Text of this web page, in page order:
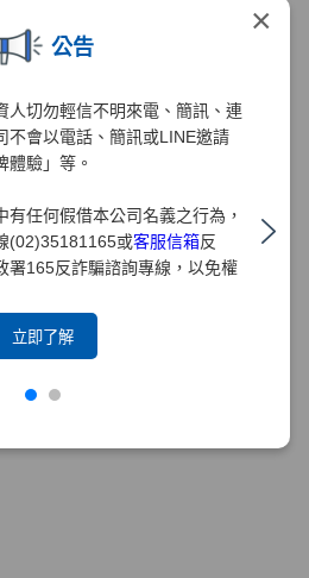
×
公告
人切勿輕信不明來電、簡訊、連
不會以電話、簡訊或LINE邀請
體驗」等。
有任何假借本公司名義之行為，
(02)35181165或客服信箱反
署165反詐騙諮詢專線，以免權
立即了解
人
應用社會學士